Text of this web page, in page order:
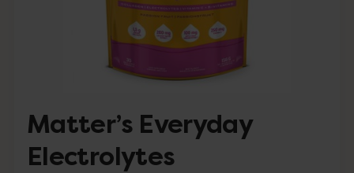
Matter’s Everyday
Electrolytes